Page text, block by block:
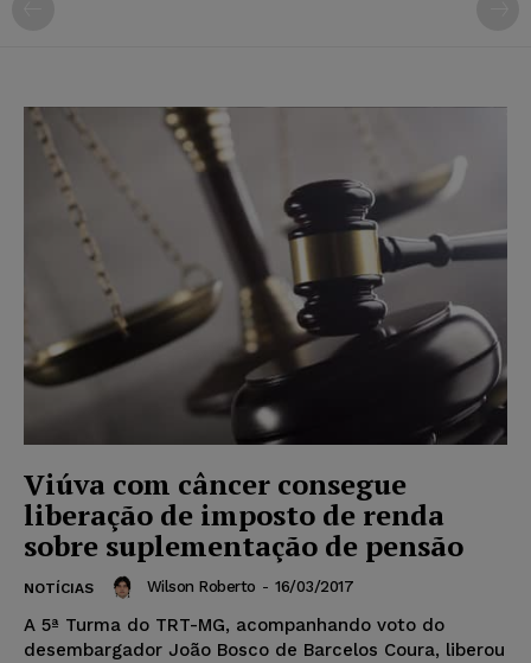
Viúva com câncer consegue
liberação de imposto de renda
sobre suplementação de pensão
NOTÍCIAS Wilson Roberto - 16/03/2017
A 5ª Turma do TRT-MG, acompanhando voto do
desembargador João Bosco de Barcelos Coura, liberou